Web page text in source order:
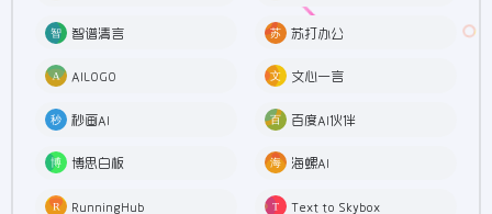
智谱清言 苏打办公
AILOGO 文心一言
秒画AI 百度AI伙伴
博思白板 海螺AI
RunningHub Text to Skybox